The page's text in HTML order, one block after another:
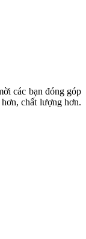
các bạn đóng góp
chất lượng hơn.